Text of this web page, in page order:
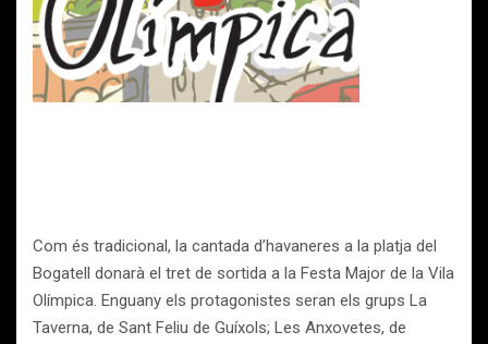
Com és tradicional, la cantada d’havaneres a la platja del
Bogatell donarà el tret de sortida a la Festa Major de la Vila
Olímpica. Enguany els protagonistes seran els grups La
Taverna, de Sant Feliu de Guíxols; Les Anxovetes, de